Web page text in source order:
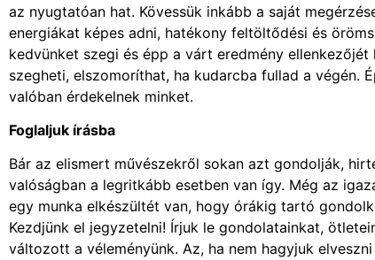
az nyugtatóan hat. Kövessük inkább a saját
energiákat képes adni, hatékony feltöltődési és
kedvünket szegi és épp a várt eredmény
szegheti, elszomoríthat, ha kudarcba fullad a végén.
valóban érdekelnek minket.
Foglaljuk írásba
Bár az elismert művészekről sokan azt gondolják,
valóságban a legritkább esetben van így. Még az
egy munka elkészültét van, hogy órákig tartó
Kezdjünk el jegyzetelni! Írjuk le gondolatainkat,
változott a véleményünk. Az, ha nem hagyjuk